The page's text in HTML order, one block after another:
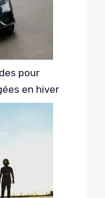
pour
en hiver